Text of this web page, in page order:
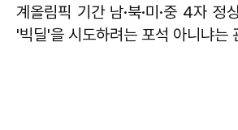
계올림픽 기간 남·북·미·중 4자 정
'빅딜'을 시도하려는 포석 아니냐는